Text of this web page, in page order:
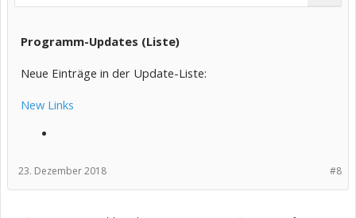
Programm-Updates (Liste)
Neue Einträge in der Update-Liste:
New Links
#8
23. Dezember 2018